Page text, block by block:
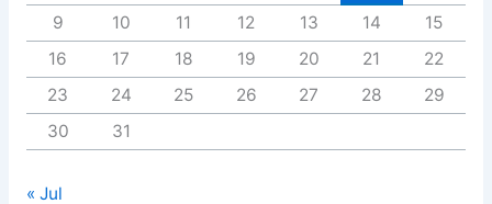
9
10 11 12 13 14
15
16
17 18 19 20 21
22
23
24 25 26 27 28
29
30
31
« Jul